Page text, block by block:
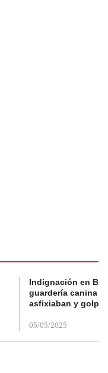
Indignación en
guardería canina
asfixiaban y
05/05/2025